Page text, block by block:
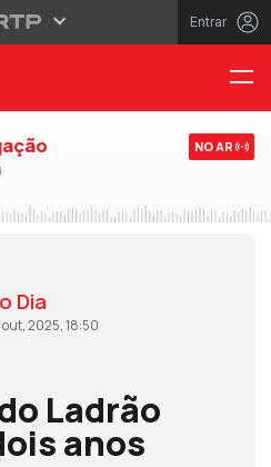
Entrar
NO AR
Dia
out, 2025, 18:50
Ladrão
anos